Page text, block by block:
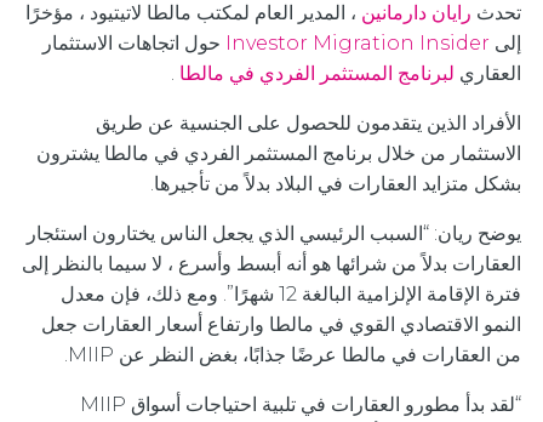
تحدث رايان دارمانين ، المدير العام لمكتب مالطا لاتيتيود ، مؤخرًا
إلى Investor Migration Insider حول اتجاهات الاستثمار
العقاري لبرنامج المستثمر الفردي في مالطا .
الأفراد الذين يتقدمون للحصول على الجنسية عن طريق
الاستثمار من خلال برنامج المستثمر الفردي في مالطا يشترون
بشكل متزايد العقارات في البلاد بدلاً من تأجيرها.
يوضح ريان: “السبب الرئيسي الذي يجعل الناس يختارون استئجار
العقارات بدلاً من شرائها هو أنه أبسط وأسرع ، لا سيما بالنظر إلى
فترة الإقامة الإلزامية البالغة 12 شهرًا”. ومع ذلك، فإن معدل
النمو الاقتصادي القوي في مالطا وارتفاع أسعار العقارات جعل
من العقارات في مالطا عرضًا جذابًا، بغض النظر عن MIIP.
“لقد بدأ مطورو العقارات في تلبية احتياجات أسواق MIIP